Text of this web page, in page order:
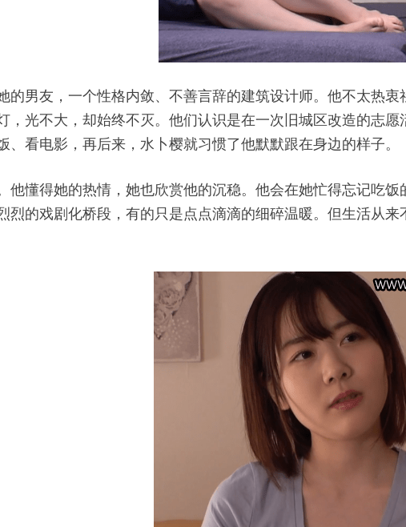
的男友，一个性格内敛、不善言辞的建筑设计师。他不太热
，光不大，却始终不灭。他们认识是在一次旧城区改造的志
、看电影，再后来，水卜樱就习惯了他默默跟在身边的样子。
他懂得她的热情，她也欣赏他的沉稳。他会在她忙得忘记吃
烈的戏剧化桥段，有的只是点点滴滴的细碎温暖。但生活从